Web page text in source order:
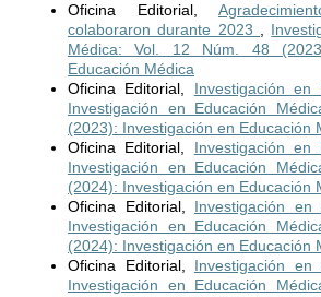
Oficina Editorial,
colaboraron durante 2023 ,
Médica: Vol. 12 Núm. 48
Educación Médica
Oficina Editorial, Investigación en
Investigación en Educación
(2023): Investigación en Educación
Oficina Editorial, Investigación en
Investigación en Educación
(2024): Investigación en Educación
Oficina Editorial, Investigación en
Investigación en Educación
(2024): Investigación en Educación
Oficina Editorial, Investigación en
Investigación en Educación